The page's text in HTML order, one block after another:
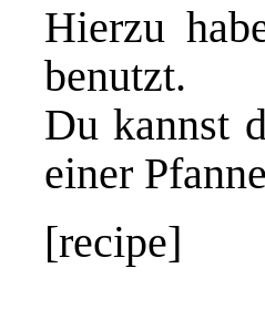
Hierzu
benutzt.
Du kannst
einer
[recipe]